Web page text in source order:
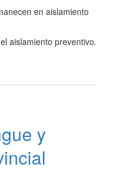
en aislamiento
aislamiento preventivo.
y